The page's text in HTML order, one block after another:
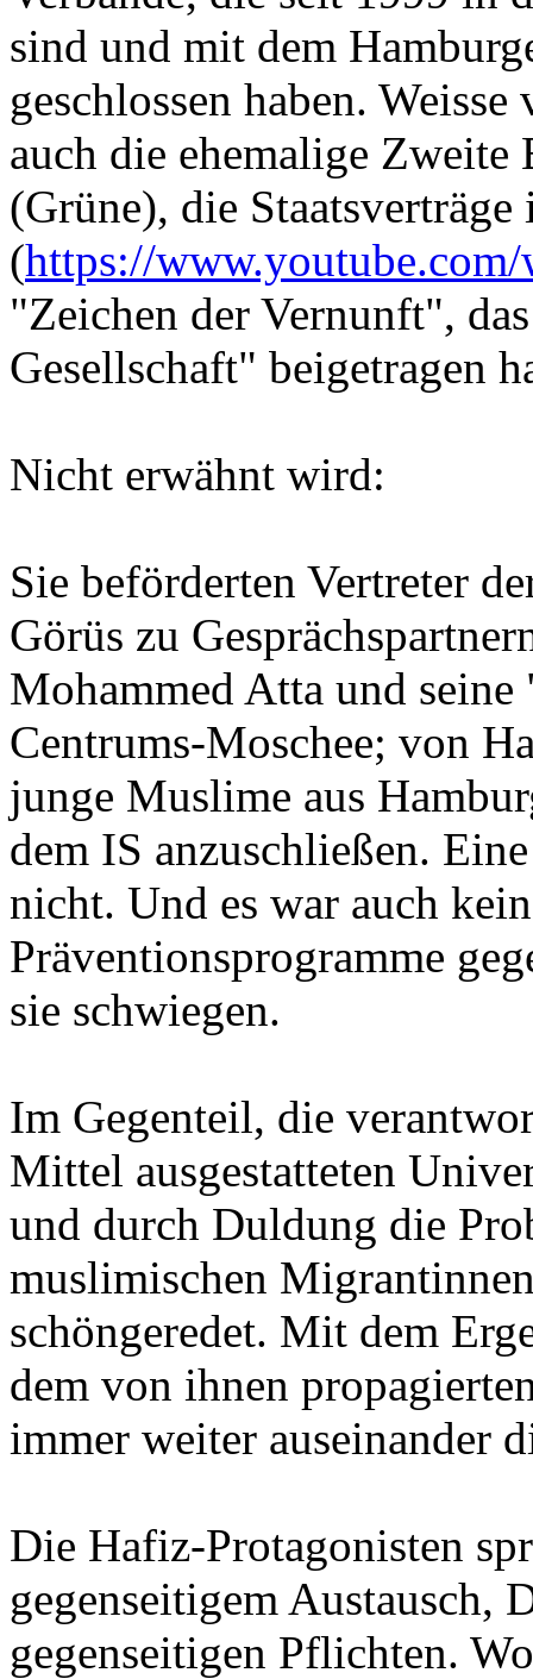
sind und mit dem
geschlossen haben.
auch die ehemalige Zweite
(Grüne), die
(https://
"Zeichen der Vernunft",
Gesellschaft" beigetragen
Nicht erwähnt wird:
Sie beförderten Vertreter
Görüs zu
Mohammed Atta und
Centrums-Moschee; von
junge Muslime aus
dem IS anzuschließen.
nicht. Und es war auch
Präventionsprogramme
sie schwiegen.
Im Gegenteil, die
Mittel ausgestatteten
und durch Duldung die
muslimischen
schöngeredet. Mit dem
dem von ihnen
immer weiter auseinander
Die Hafiz-Protagonisten
gegenseitigem Austausch,
gegenseitigen Pflichten.